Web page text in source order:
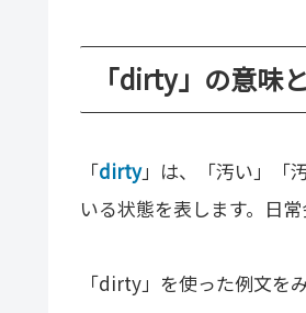
「dirty」の意味
「dirty」は、「汚い」「
いる状態を表します。日
「dirty」を使った例文を